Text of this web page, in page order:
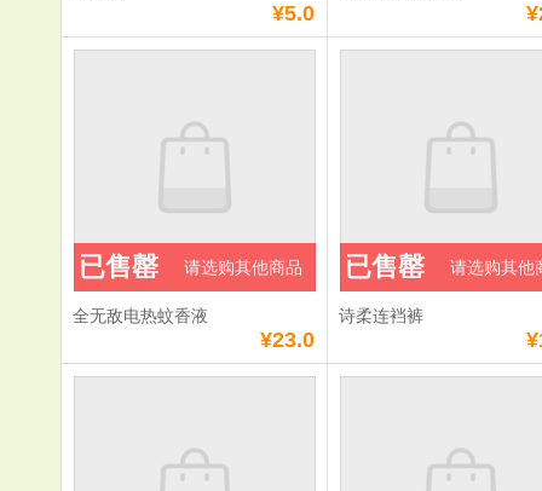
¥5.0
全无敌电热蚊香液
¥23.0
已售罄 请选购其他商品
诗柔连裆裤
已售罄 请选购其他